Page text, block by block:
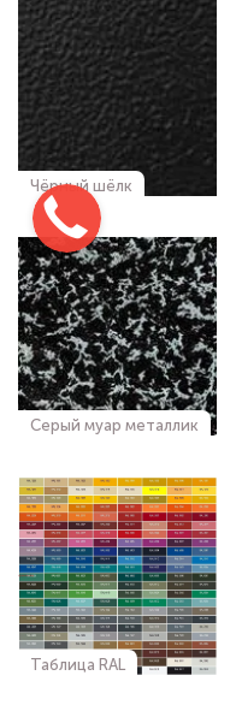
Чёрный шёлк
Серый муар металлик
Таблица RAL